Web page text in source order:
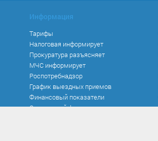
Информация
Тарифы
Налоговая информирует
Прокуратура разъясняет
МЧС информирует
Роспотребнадзор
График выездных приемов
Финансовый показатели
Социальный фонд